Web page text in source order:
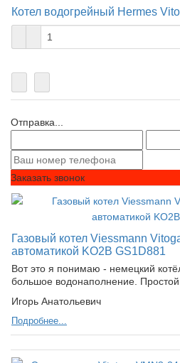
Котел водогрейный Hermes
Отправка...
Заказать звонок
Газовый котел Viessmann
автоматикой KO2B GS1D881
Вот это я понимаю - немецкий
большое водонаполнение. Простой
Игорь Анатольевич
Подробнее...